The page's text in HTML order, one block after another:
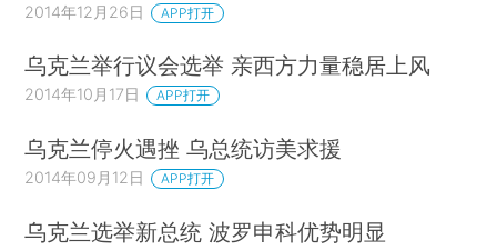
2014年12月26日 APP打开
乌克兰举行议会选举 亲西方力量稳居上风
2014年10月17日 APP打开
乌克兰停火遇挫 乌总统访美求援
2014年09月12日 APP打开
乌克兰选举新总统 波罗申科优势明显